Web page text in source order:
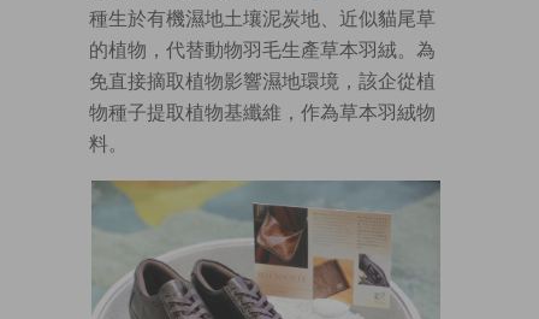
種生於有機濕地土壤泥炭地、近似貓尾草
的植物，代替動物羽毛生產草本羽絨。為
免直接摘取植物影響濕地環境，該企從植
物種子提取植物基纖維，作為草本羽絨物
料。